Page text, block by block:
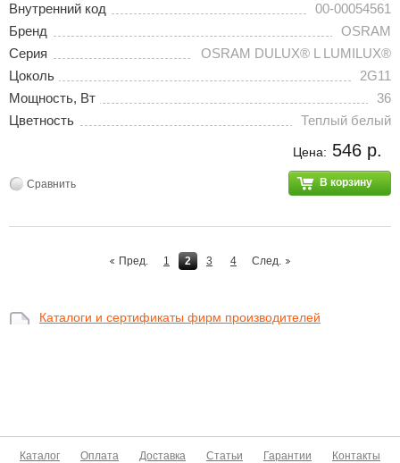
Внутренний код
00-00054561
Бренд
OSRAM
Серия
OSRAM DULUX® L LUMILUX®
Цоколь
2G11
Мощность, Вт
36
Цветность
Теплый белый
Цена: 546 р.
В корзину
Сравнить
Пред. 1 2 3 4 След.
Каталоги и сертификаты фирм производителей
Каталог Оплата Доставка Статьи Гарантии Контакты